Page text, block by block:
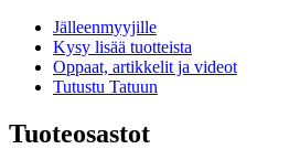
Jälleenmyyjille
Kysy lisää tuotteista
Oppaat, artikkelit ja videot
Tutustu Tatuun
Tuoteosastot